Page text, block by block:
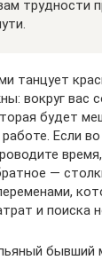
трудности
танцует
вокруг вас
будет
Если
—
и поиска
бывший